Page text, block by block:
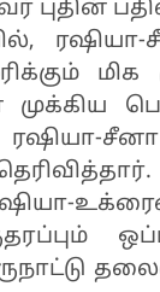
புதின்
மிக
முக்கிய